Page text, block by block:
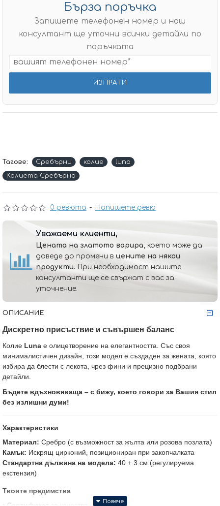
0 ревюта - Напишете ревю
Бърза поръчка
Запишете телефонен номер и наш
консултант ще уточни всички детайли по
поръчката
Тагове: Сребърни колие
luna
Колиета Сребърно
Уважаеми клиенти,
Цената на златото варира, което може да
доведе до промени в цените на някои
продукти. При необходимост нашите
консултанти ще се свържат с вас за
уточнение.
ОПИСАНИЕ
Дискретно присъствие и съвършен баланс
Колие Luna е олицетворение на елегантността. Със своя
минималистичен дизайн, този модел е създаден за жената, която
избира да блести с лекота, чрез фини и прецизно подбрани
детайли.
Бъдете вдъхновяваща – с бижу, което говори за Вашия стил
без излишни думи!
Характеристики
Материал: Сребро (с възможност за жълта или розова позлата)
Камък: Искрящ цирконий, позициониран при закопчалката
Стандартна дължина на модела: 40 + 3 см (регулируема
екстензия)
Твоите предимства